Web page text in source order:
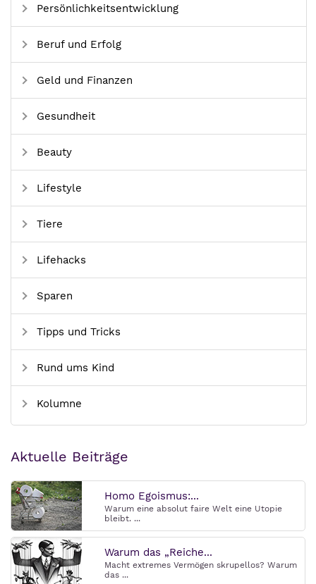
Persönlichkeitsentwicklung
Beruf und Erfolg
Geld und Finanzen
Gesundheit
Beauty
Lifestyle
Tiere
Lifehacks
Sparen
Tipps und Tricks
Rund ums Kind
Kolumne
Aktuelle Beiträge
Homo Egoismus:...
Warum eine absolut faire Welt eine Utopie
bleibt. ...
Warum das „Reiche...
Macht extremes Vermögen skrupellos? Warum
das ...